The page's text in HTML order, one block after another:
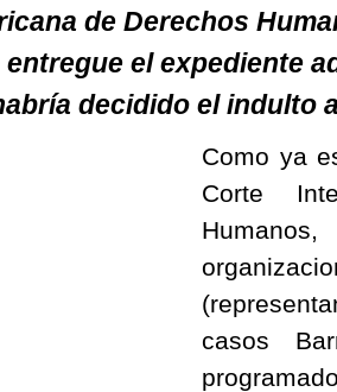
de Derechos
el expediente
decidido el indulto
Como ya
Corte
casos